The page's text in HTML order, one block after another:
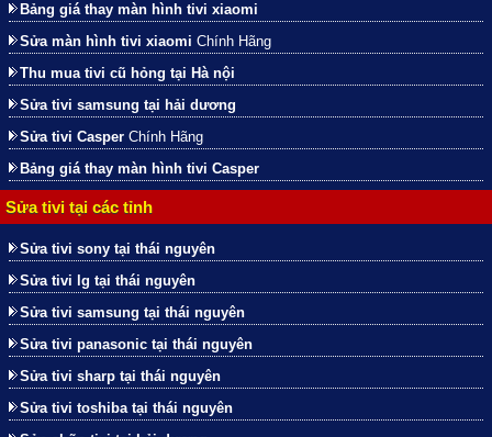
Bảng giá thay màn hình tivi xiaomi
Sửa màn hình tivi xiaomi Chính Hãng
Thu mua tivi cũ hỏng tại Hà nội
Sửa tivi samsung tại hải dương
Sửa tivi Casper Chính Hãng
Bảng giá thay màn hình tivi Casper
Sửa tivi tại các tỉnh
Sửa tivi sony tại thái nguyên
Sửa tivi lg tại thái nguyên
Sửa tivi samsung tại thái nguyên
Sửa tivi panasonic tại thái nguyên
Sửa tivi sharp tại thái nguyên
Sửa tivi toshiba tại thái nguyên